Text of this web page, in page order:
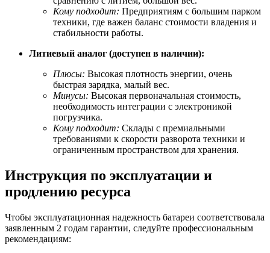
Кому подходит: Предприятиям с большим парком
техники, где важен баланс стоимости владения и
стабильности работы.
Литиевый аналог (доступен в наличии):
Плюсы: Высокая плотность энергии, очень
быстрая зарядка, малый вес.
Минусы: Высокая первоначальная стоимость,
необходимость интеграции с электроникой
погрузчика.
Кому подходит: Склады с премиальными
требованиями к скорости разворота техники и
ограниченным пространством для хранения.
Инструкция по эксплуатации и
продлению ресурса
Чтобы эксплуатационная надежность батареи соответствовала
заявленным 2 годам гарантии, следуйте профессиональным
рекомендациям: